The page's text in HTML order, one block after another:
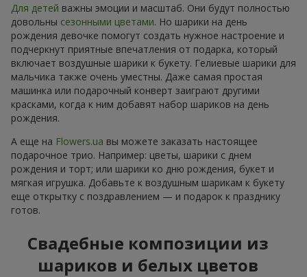
Для детей важны эмоции и масштаб. Они будут полностью
довольны сезонными цветами. Но шарики на день
рождения девочке помогут создать нужное настроение и
подчеркнут приятные впечатления от подарка, который
включает воздушные шарики к букету. Гелиевые шарики для
мальчика также очень уместны. Даже самая простая
машинка или подарочный конверт заиграют другими
красками, когда к ним добавят набор шариков на день
рождения.
А еще на Flowers.ua вы можете заказать настоящее
подарочное трио. Например: цветы, шарики с днем
рождения и торт; или шарики ко дню рождения, букет и
мягкая игрушка. Добавьте к воздушным шарикам к букету
еще открытку с поздравлением — и подарок к празднику
готов.
Свадебные композиции из
шариков и белых цветов